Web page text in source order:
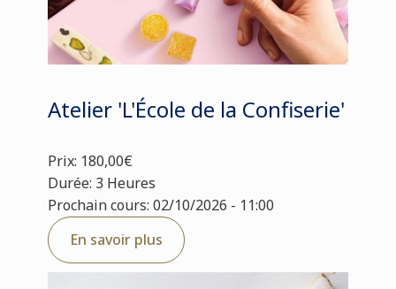
Atelier 'L'École de la Confiserie'
Prix: 180,00€
Durée: 3 Heures
Prochain cours: 02/10/2026 - 11:00
En savoir plus